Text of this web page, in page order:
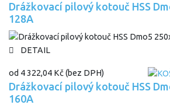
Drážkovací pilový kotouč HSS
128A
DETAIL
od 4 322,04 Kč (bez DPH)
Drážkovací pilový kotouč HSS
160A